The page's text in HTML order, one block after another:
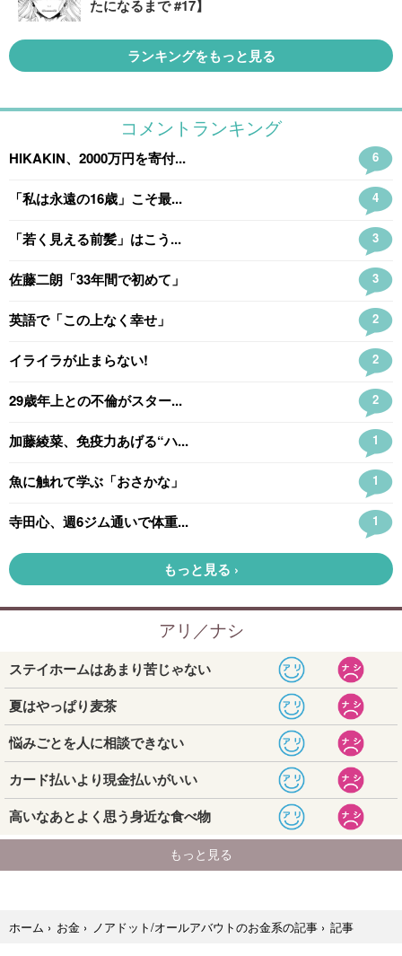
たになるまで #17】
ランキングをもっと見る
ホーム › お金 › ノアドット/オールアバウトのお金系の記事 › 記事